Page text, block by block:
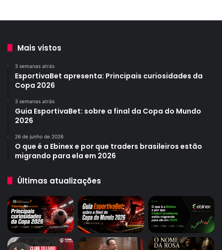
Mais vistos
3 semanas atrás
EsportivaBet apresenta: Principais curiosidades da
Copa 2026
3 semanas atrás
Guia EsportivaBet: sobre a final da Copa do Mundo
2026
26 de junho de 2026
O que é a Ebinex e por que traders brasileiros estão
migrando para ela em 2026
Últimas atualizações